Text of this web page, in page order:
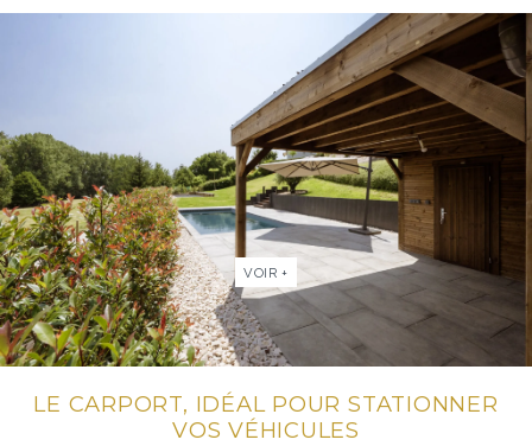
VOIR +
LE CARPORT, IDÉAL POUR STATIONNER
VOS VÉHICULES